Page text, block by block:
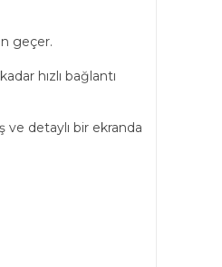
geçer.
hızlı bağlantı
ve detaylı bir ekranda